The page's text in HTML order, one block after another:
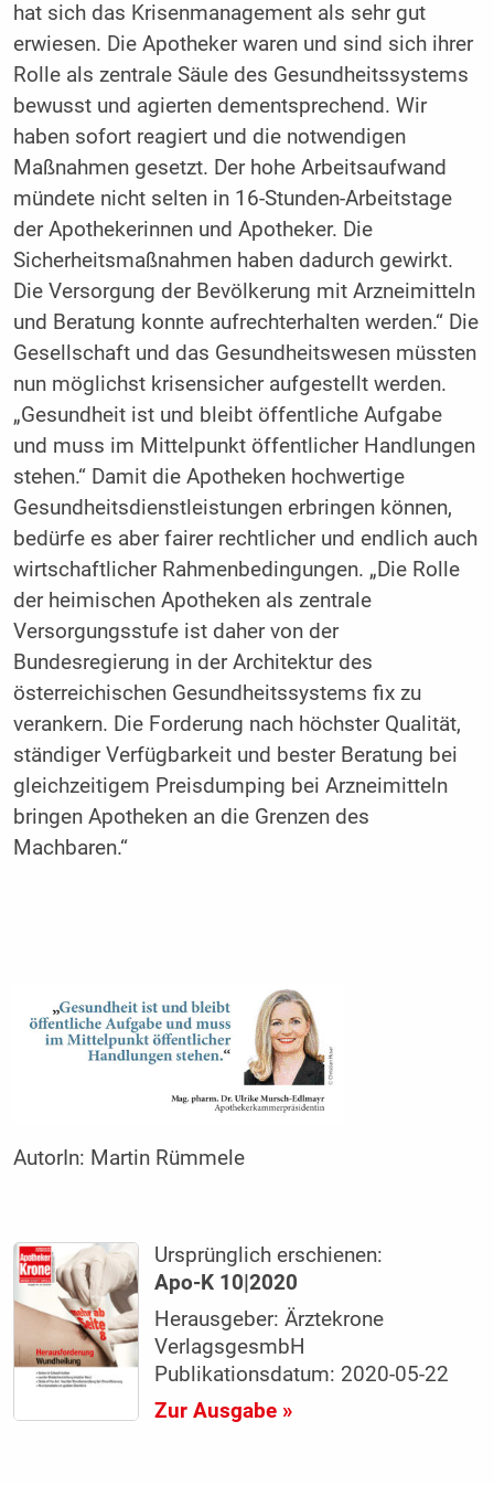
hat sich das Krisenmanagement als sehr gut
erwiesen. Die Apotheker waren und sind sich ihrer
Rolle als zentrale Säule des Gesundheitssystems
bewusst und agierten dementsprechend. Wir
haben sofort reagiert und die notwendigen
Maßnahmen gesetzt. Der hohe Arbeitsaufwand
mündete nicht selten in 16-Stunden-Arbeitstage
der Apothekerinnen und Apotheker. Die
Sicherheitsmaßnahmen haben dadurch gewirkt.
Die Versorgung der Bevölkerung mit Arzneimitteln
und Beratung konnte aufrechterhalten werden.“ Die
Gesellschaft und das Gesundheitswesen müssten
nun möglichst krisensicher aufgestellt werden.
„Gesundheit ist und bleibt öffentliche Aufgabe
und muss im Mittelpunkt öffentlicher Handlungen
stehen.“ Damit die Apotheken hochwertige
Gesundheitsdienstleistungen erbringen können,
bedürfe es aber fairer rechtlicher und endlich auch
wirtschaftlicher Rahmenbedingungen. „Die Rolle
der heimischen Apotheken als zentrale
Versorgungsstufe ist daher von der
Bundesregierung in der Architektur des
österreichischen Gesundheitssystems fix zu
verankern. Die Forderung nach höchster Qualität,
ständiger Verfügbarkeit und bester Beratung bei
gleichzeitigem Preisdumping bei Arzneimitteln
bringen Apotheken an die Grenzen des
Machbaren.“
AutorIn: Martin Rümmele
Ursprünglich erschienen:
Apo-K 10|2020
Herausgeber: Ärztekrone
VerlagsgesmbH
Publikationsdatum: 2020-05-22
Zur Ausgabe »